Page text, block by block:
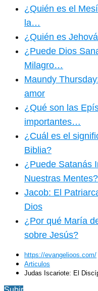
¿Quién es el
la…
¿Quién es
¿Puede Dios
Milagro…
Maundy
amor
¿Qué son las
importantes…
¿Cuál es el
Biblia?
¿Puede Satanás
Nuestras Mentes?
Jacob: El
Dios
¿Por qué María
sobre Jesús?
https://evangelioos.com/
Articulos
Judas Iscariote: El